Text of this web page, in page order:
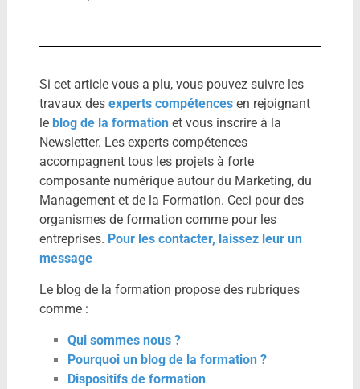
Si cet article vous a plu, vous pouvez suivre les
travaux des experts compétencesen rejoignant
le blog de la formation et vous inscrire à la
Newsletter. Les experts compétences
accompagnent tous les projets à forte
composante numérique autour du Marketing, du
Management et de la Formation. Ceci pour des
organismes de formation comme pour les
entreprises. Pour les contacter, laissez leur un
message
Le blog de la formation propose des rubriques
comme :
Qui sommes nous ?
Pourquoi un blog de la formation ?
Dispositifs de formation